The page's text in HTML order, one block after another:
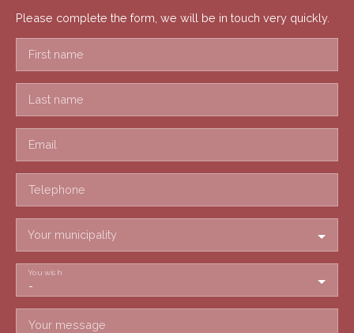
Please complete the form, we will be in touch very quickly.
First name
Last name
Email
Telephone
Your municipality
-
You wish
Your message